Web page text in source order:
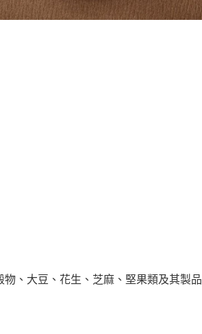
、大豆、花生、芝麻、堅果類及其製品